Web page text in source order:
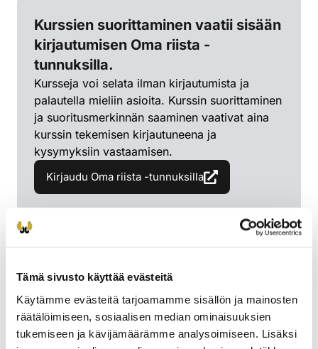
Tämä sivusto käyttää evästeitä
Käytämme evästeitä tarjoamamme sisällön ja mainosten
räätälöimiseen, sosiaalisen median ominaisuuksien
tukemiseen ja kävijämäärämme analysoimiseen. Lisäksi
Kurssien suorittaminen vaatii sisään
kirjautumisen Oma riista -
tunnuksilla.
Kursseja voi selata ilman kirjautumista ja
palautella mieliin asioita. Kurssin suorittaminen
ja suoritusmerkinnän saaminen vaativat aina
kurssin tekemisen kirjautuneena ja
kysymyksiin vastaamisen.
Kirjaudu Oma riista -tunnuksilla
Ajankohtaisia kursseja